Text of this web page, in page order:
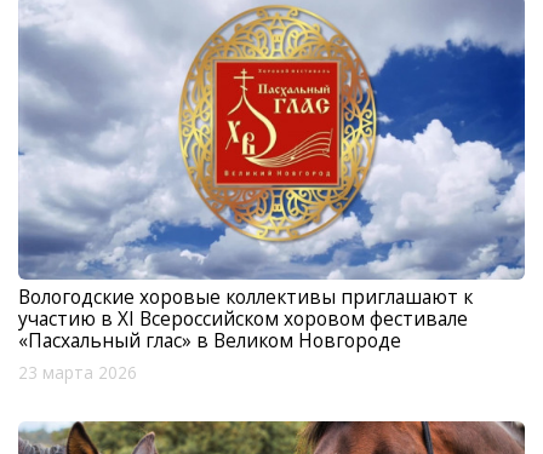
Вологодские хоровые коллективы приглашают к
участию в XI Всероссийском хоровом фестивале
«Пасхальный глас» в Великом Новгороде
23 марта 2026